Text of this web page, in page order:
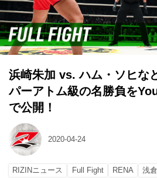
浜崎朱加 vs. ハム・ソヒな
パーアトム級の名勝負を
で公開！
2020-04-24
RIZINニュース Full Fight RENA 浅